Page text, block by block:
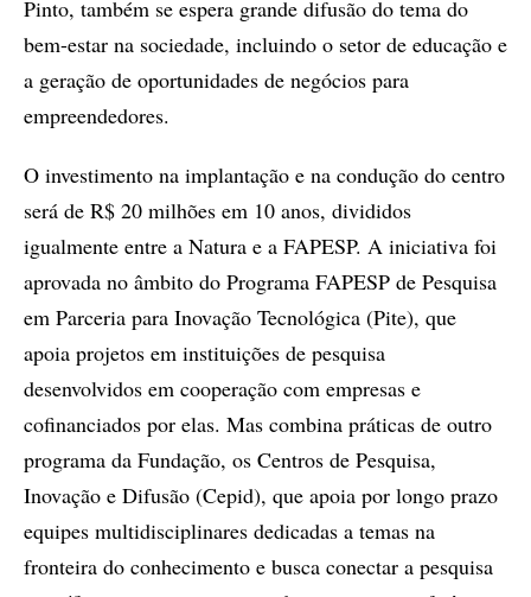
Pinto, também se espera grande difusão do tema do
bem-estar na sociedade, incluindo o setor de educação e
a geração de oportunidades de negócios para
empreendedores.
O investimento na implantação e na condução do centro
será de R$ 20 milhões em 10 anos, divididos
igualmente entre a Natura e a FAPESP. A iniciativa foi
aprovada no âmbito do Programa FAPESP de Pesquisa
em Parceria para Inovação Tecnológica (Pite), que
apoia projetos em instituições de pesquisa
desenvolvidos em cooperação com empresas e
cofinanciados por elas. Mas combina práticas de outro
programa da Fundação, os Centros de Pesquisa,
Inovação e Difusão (Cepid), que apoia por longo prazo
equipes multidisciplinares dedicadas a temas na
fronteira do conhecimento e busca conectar a pesquisa